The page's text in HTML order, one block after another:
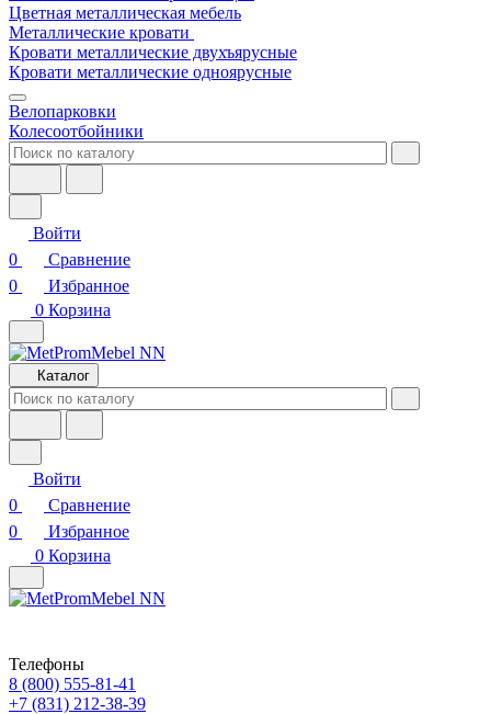
Цветная металлическая мебель
Металлические кровати
Кровати металлические двухъярусные
Кровати металлические одноярусные
Велопарковки
Колесоотбойники
Войти
0
Сравнение
0
Избранное
0 Корзина
Каталог
Войти
0
Сравнение
0
Избранное
0 Корзина
Телефоны
8 (800) 555-81-41
+7 (831) 212-38-39